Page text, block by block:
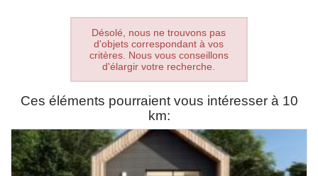
Désolé, nous ne trouvons pas
d'objets correspondant à vos
critères. Nous vous conseillons
d'élargir votre recherche.
Ces éléments pourraient vous intéresser à 10
km: